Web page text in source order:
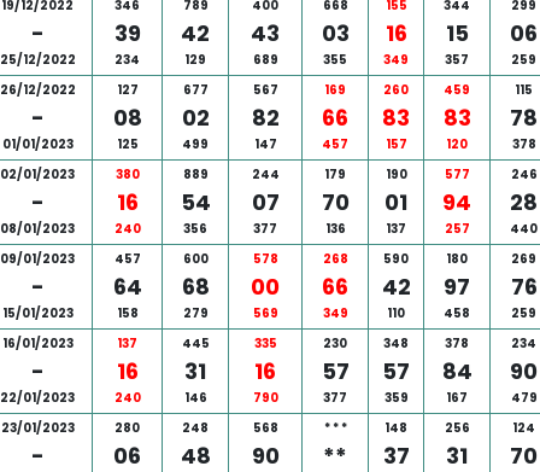
19/12/2022
-
25/12/2022
346
39
234
789
42
129
400
43
689
668
03
355
155
16
349
344
15
357
299
06
259
26/12/2022
-
01/01/2023
127
08
125
677
02
499
567
82
147
169
66
457
260
83
157
459
83
120
115
78
378
02/01/2023
-
08/01/2023
380
16
240
889
54
356
244
07
377
179
70
136
190
01
137
577
94
257
246
28
440
09/01/2023
-
15/01/2023
457
64
158
600
68
279
578
00
569
268
66
349
590
42
110
180
97
458
269
76
259
16/01/2023
-
22/01/2023
137
16
240
445
31
146
335
16
790
230
57
377
348
57
359
378
84
167
234
90
479
23/01/2023
-
280
06
248
48
568
90
* * *
**
148
37
256
31
124
70